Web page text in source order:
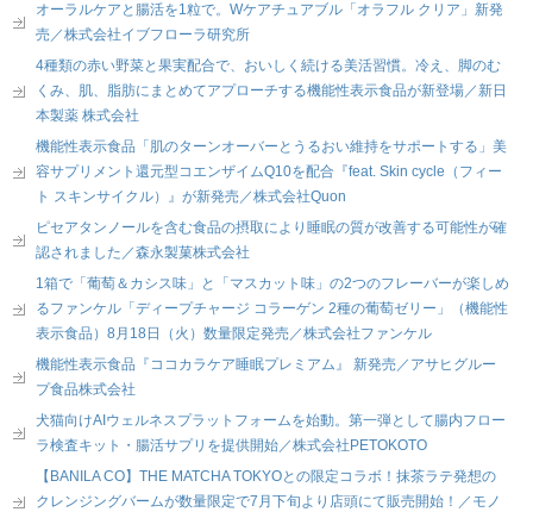
オーラルケアと腸活を1粒で。Wケアチュアブル「オラフル クリア」新発
売／株式会社イブフローラ研究所
4種類の赤い野菜と果実配合で、おいしく続ける美活習慣。冷え、脚のむ
くみ、肌、脂肪にまとめてアプローチする機能性表示食品が新登場／新日
本製薬 株式会社
機能性表示食品「肌のターンオーバーとうるおい維持をサポートする」美
容サプリメント還元型コエンザイムQ10を配合『feat. Skin cycle（フィー
ト スキンサイクル）』が新発売／株式会社Quon
ピセアタンノールを含む食品の摂取により睡眠の質が改善する可能性が確
認されました／森永製菓株式会社
1箱で「葡萄＆カシス味」と「マスカット味」の2つのフレーバーが楽しめ
るファンケル「ディープチャージ コラーゲン 2種の葡萄ゼリー」（機能性
表示食品）8月18日（火）数量限定発売／株式会社ファンケル
機能性表示食品『ココカラケア睡眠プレミアム』 新発売／アサヒグルー
プ食品株式会社
犬猫向けAIウェルネスプラットフォームを始動。第一弾として腸内フロー
ラ検査キット・腸活サプリを提供開始／株式会社PETOKOTO
【BANILA CO】THE MATCHA TOKYOとの限定コラボ！抹茶ラテ発想の
クレンジングバームが数量限定で7月下旬より店頭にて販売開始！／モノ